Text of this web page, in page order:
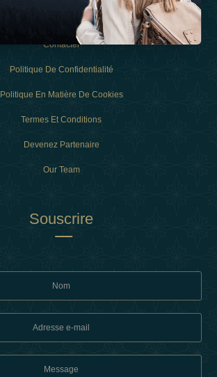
Contacter
Politique De Confidentialité
Politique En Matière De Cookies
Termes Et Conditions
Devenez Partenaire
Our Team
Souscrire